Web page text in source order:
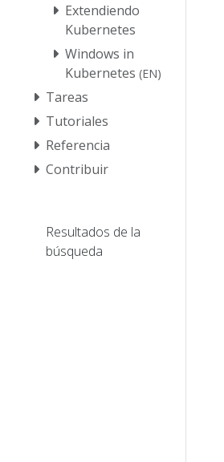
Extendiendo
Kubernetes
Windows in
Kubernetes (EN)
Tareas
Tutoriales
Referencia
Contribuir
Resultados de la
búsqueda